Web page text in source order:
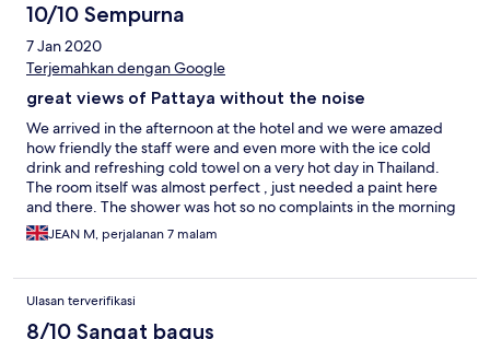
10/10 Sempurna
7 Jan 2020
Terjemahkan dengan Google
great views of Pattaya without the noise
We arrived in the afternoon at the hotel and we were amazed
how friendly the staff were and even more with the ice cold
drink and refreshing cold towel on a very hot day in Thailand.
The room itself was almost perfect , just needed a paint here
and there. The shower was hot so no complaints in the morning
.views are stunning from the sea view balconies and perfect for
some quiet time . Free shuttle to theend of the road, then hop
JEAN M, perjalanan 7 malam
Ulasan terverifikasi
8/10 Sangat bagus